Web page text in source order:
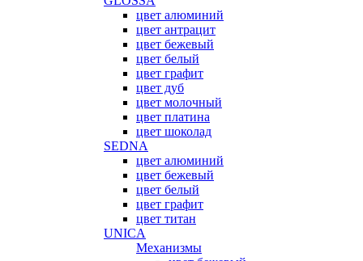
цвет алюминий
цвет антрацит
цвет бежевый
цвет белый
цвет графит
цвет дуб
цвет молочный
цвет платина
цвет шоколад
SEDNA
цвет алюминий
цвет бежевый
цвет белый
цвет графит
цвет титан
UNICA
Механизмы